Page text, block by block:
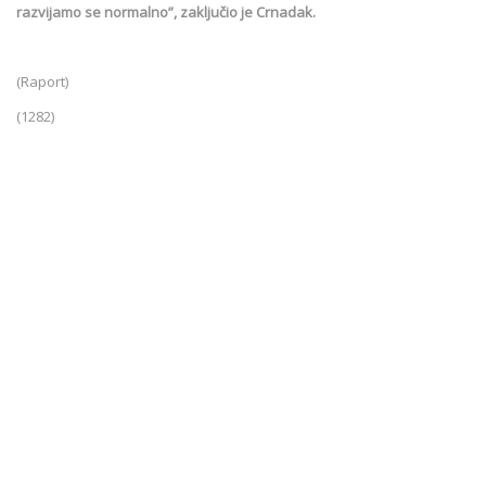
razvijamo se normalno”, zaključio je Crnadak.
(Raport)
(1282)